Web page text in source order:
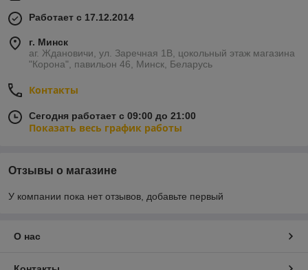
Работает с 17.12.2014
г. Минск
аг. Ждановичи, ул. Заречная 1В, цокольный этаж магазина
"Корона", павильон 46, Минск, Беларусь
Контакты
Сегодня работает с 09:00 до 21:00
Показать весь график работы
Отзывы о магазине
У компании пока нет отзывов, добавьте первый
О нас